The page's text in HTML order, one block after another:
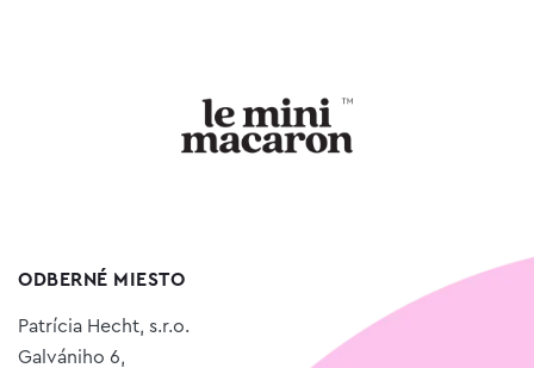
ODBERNÉ MIESTO
Patrícia Hecht, s.r.o.
Galvániho 6,